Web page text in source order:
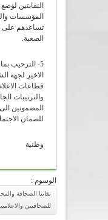
النقابتين
المؤسسات
تساعدهم على
الصعبة.
5- الترحيب
الاخير لجهة
قطاعات
والترتيبات
المضمونين
للضمان
وطنية
الوسوم :
نقابتا الصحافة
للصحافيين